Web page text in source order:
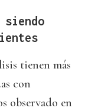
siendo
tienen más
con
observado en